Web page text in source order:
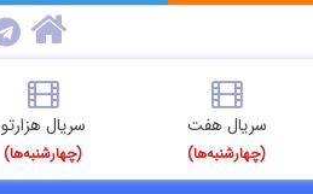
سریال هفت
(چهارشنبه‌ها)
سریال هزارتو
(چهارشنبه‌ها)